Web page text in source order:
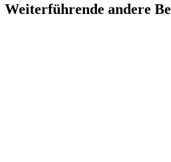
Weiterführende andere